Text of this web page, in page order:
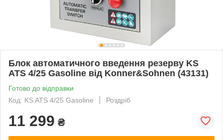
Блок автоматичного введення резерву KS
ATS 4/25 Gasoline від Konner&Sohnen (43131)
Готово до відправки
Код: KS ATS 4/25 Gasoline
Роздріб
11 299 ₴